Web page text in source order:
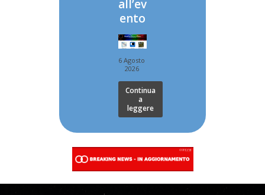
all’ev
ento
6 Agosto
2026
Continua
a
leggere